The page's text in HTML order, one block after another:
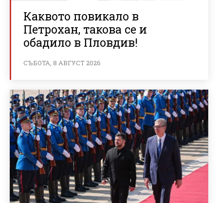
Каквото повикало в
Петрохан, такова се и
обадило в Пловдив!
СЪБОТА, 8 АВГУСТ 2026